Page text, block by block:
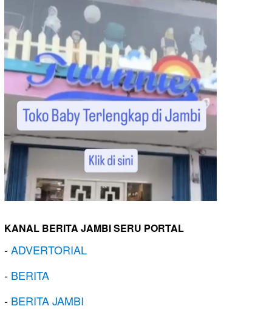
KANAL BERITA JAMBI SERU PORTAL
-ADVERTORIAL
- BERITA
- BERITA JAMBI